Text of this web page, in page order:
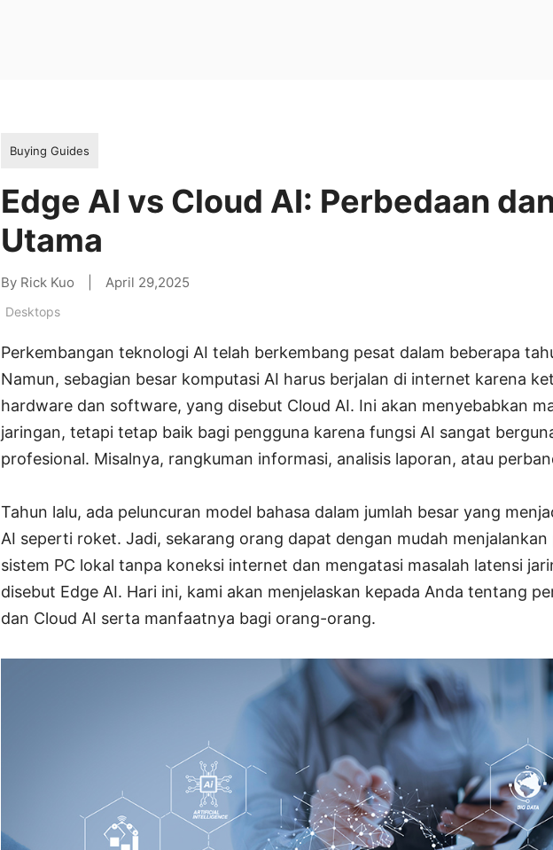
Buying Guides
Edge AI vs Cloud AI: Perbedaan
Utama
By Rick Kuo April 29,2025
Desktops
Perkembangan teknologi AI telah berkembang pesat dalam beberapa
Namun, sebagian besar komputasi AI harus berjalan di internet karena
hardware dan software, yang disebut Cloud AI. Ini akan menyebabkan
jaringan, tetapi tetap baik bagi pengguna karena fungsi AI sangat
profesional. Misalnya, rangkuman informasi, analisis laporan, atau
Tahun lalu, ada peluncuran model bahasa dalam jumlah besar yang
AI seperti roket. Jadi, sekarang orang dapat dengan mudah menjalankan
sistem PC lokal tanpa koneksi internet dan mengatasi masalah latensi
disebut Edge AI. Hari ini, kami akan menjelaskan kepada Anda tentang
dan Cloud AI serta manfaatnya bagi orang-orang.